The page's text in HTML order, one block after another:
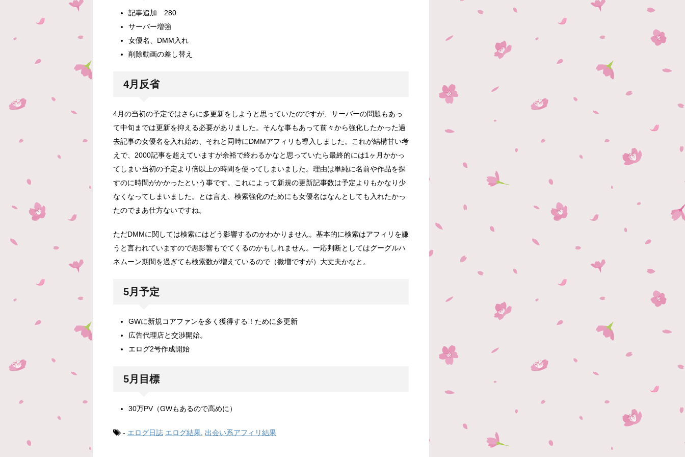
記事追加 280
サーバー増強
女優名、DMM入れ
削除動画の差し替え
4月反省
4月の当初の予定ではさらに多更新をしようと思っていたのですが、サーバーの問題もあっ
て中旬までは更新を抑える必要がありました。そんな事もあって前々から強化したかった過
去記事の女優名を入れ始め、それと同時にDMMアフィリも導入しました。これが結構甘い考
えで、2000記事を超えていますが余裕で終わるかなと思っていたら最終的には1ヶ月かかっ
てしまい当初の予定より倍以上の時間を使ってしまいました。理由は単純に名前や作品を探
すのに時間がかかったという事です。これによって新規の更新記事数は予定よりもかなり少
なくなってしまいました。とは言え、検索強化のためにも女優名はなんとしても入れたかっ
たのでまあ仕方ないですね。
ただDMMに関しては検索にはどう影響するのかわかりません。基本的に検索はアフィリを嫌
うと言われていますので悪影響もでてくるのかもしれません。一応判断としてはグーグルハ
ネムーン期間を過ぎても検索数が増えているので（微増ですが）大丈夫かなと。
5月予定
GWに新規コアファンを多く獲得する！ために多更新
広告代理店と交渉開始。
エログ2号作成開始
5月目標
30万PV（GWもあるので高めに）
- エログ日誌 エログ結果, 出会い系アフィリ結果